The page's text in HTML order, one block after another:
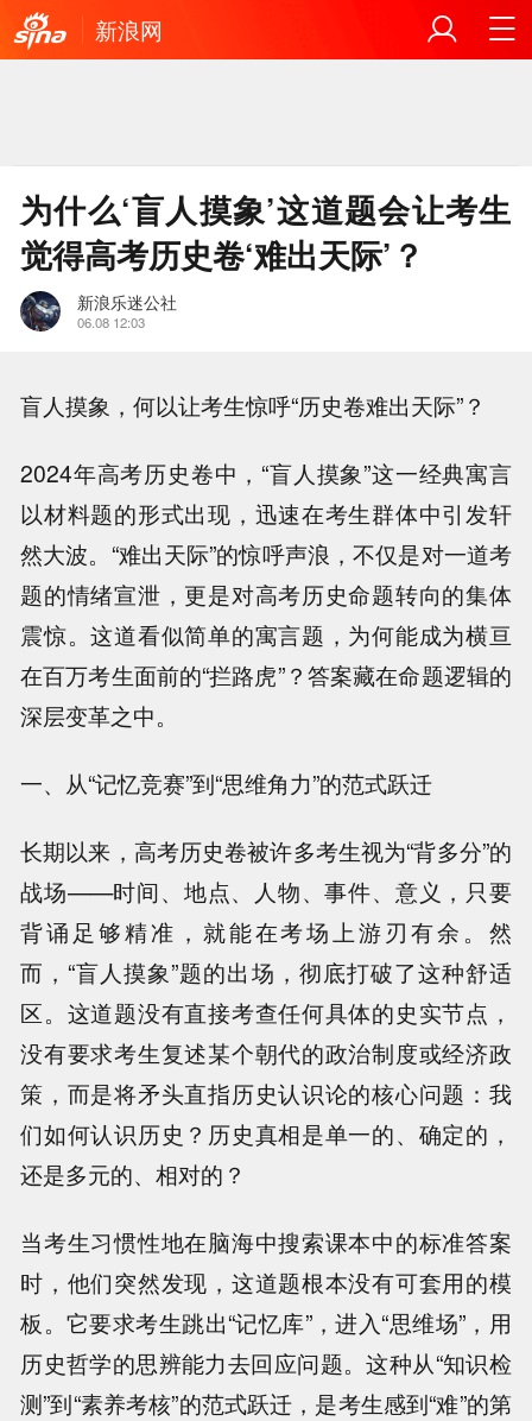
新浪网
为什么‘盲人摸象’这道题会让考生
觉得高考历史卷‘难出天际’？
新浪乐迷公社
06.08 12:03
盲人摸象，何以让考生惊呼“历史卷难出天际”？
2024年高考历史卷中，“盲人摸象”这一经典寓言
以材料题的形式出现，迅速在考生群体中引发轩
然大波。“难出天际”的惊呼声浪，不仅是对一道考
题的情绪宣泄，更是对高考历史命题转向的集体
震惊。这道看似简单的寓言题，为何能成为横亘
在百万考生面前的“拦路虎”？答案藏在命题逻辑的
深层变革之中。
一、从“记忆竞赛”到“思维角力”的范式跃迁
长期以来，高考历史卷被许多考生视为“背多分”的
战场——时间、地点、人物、事件、意义，只要
背诵足够精准，就能在考场上游刃有余。然
而，“盲人摸象”题的出场，彻底打破了这种舒适
区。这道题没有直接考查任何具体的史实节点，
没有要求考生复述某个朝代的政治制度或经济政
策，而是将矛头直指历史认识论的核心问题：我
们如何认识历史？历史真相是单一的、确定的，
还是多元的、相对的？
当考生习惯性地在脑海中搜索课本中的标准答案
时，他们突然发现，这道题根本没有可套用的模
板。它要求考生跳出“记忆库”，进入“思维场”，用
历史哲学的思辨能力去回应问题。这种从“知识检
测”到“素养考核”的范式跃迁，是考生感到“难”的第